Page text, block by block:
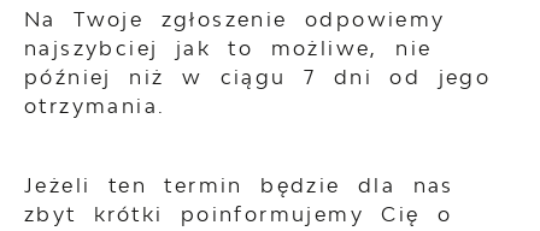
Na Twoje zgłoszenie odpowiemy
najszybciej jak to możliwe, nie
później niż w ciągu 7 dni od jego
otrzymania.
Jeżeli ten termin będzie dla nas
zbyt krótki poinformujemy Cię o